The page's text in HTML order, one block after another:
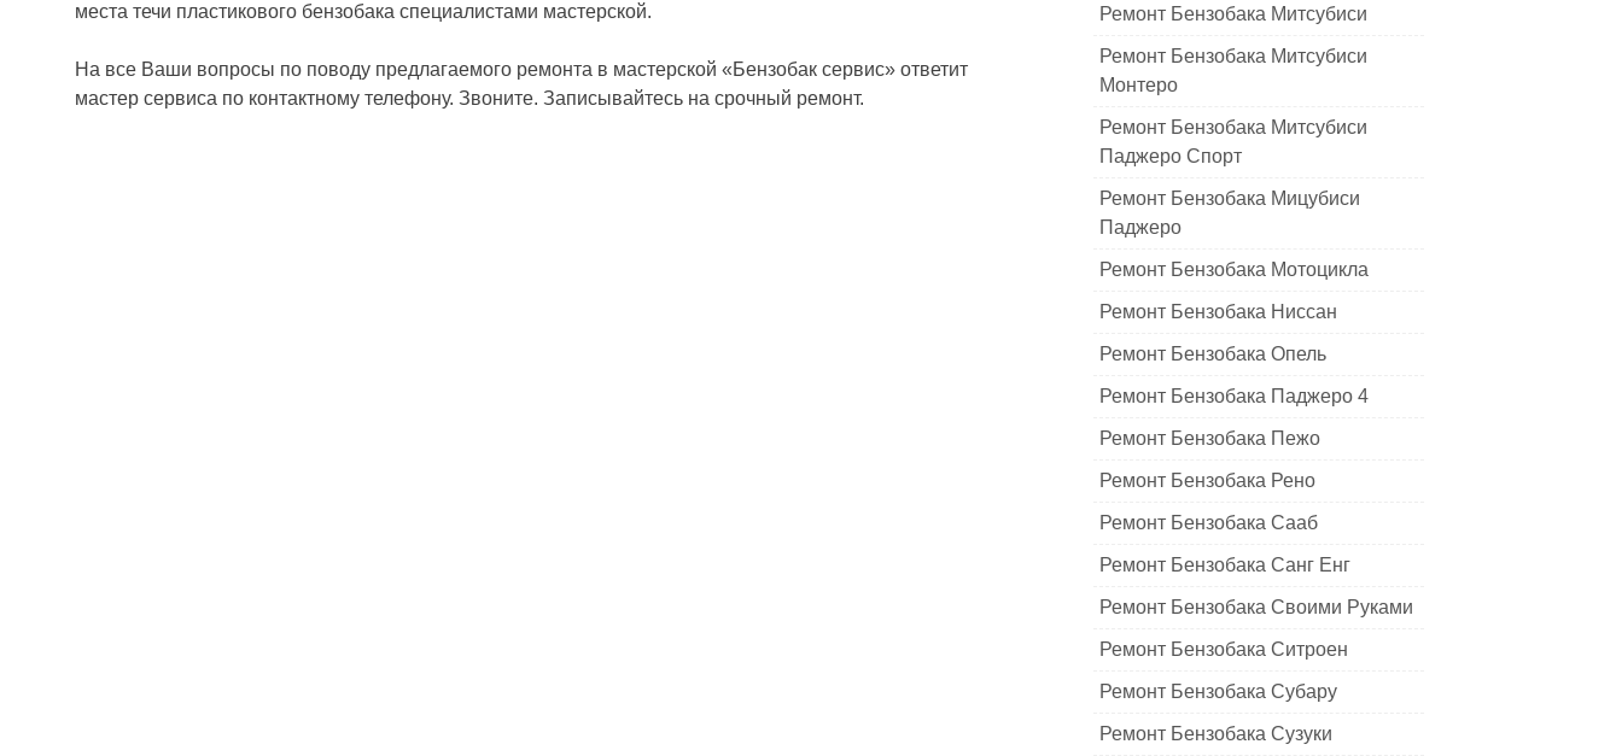
места течи пластикового бензобака специалистами мастерской.
На все Ваши вопросы по поводу предлагаемого ремонта в мастерской «Бензобак сервис» ответит
мастер сервиса по контактному телефону. Звоните. Записывайтесь на срочный ремонт.
Ремонт Бензобака Митсубиси
Ремонт Бензобака Митсубиси
Монтеро
Ремонт Бензобака Митсубиси
Паджеро Спорт
Ремонт Бензобака Мицубиси
Паджеро
Ремонт Бензобака Мотоцикла
Ремонт Бензобака Ниссан
Ремонт Бензобака Опель
Ремонт Бензобака Паджеро 4
Ремонт Бензобака Пежо
Ремонт Бензобака Рено
Ремонт Бензобака Сааб
Ремонт Бензобака Санг Енг
Ремонт Бензобака Своими Руками
Ремонт Бензобака Ситроен
Ремонт Бензобака Субару
Ремонт Бензобака Сузуки